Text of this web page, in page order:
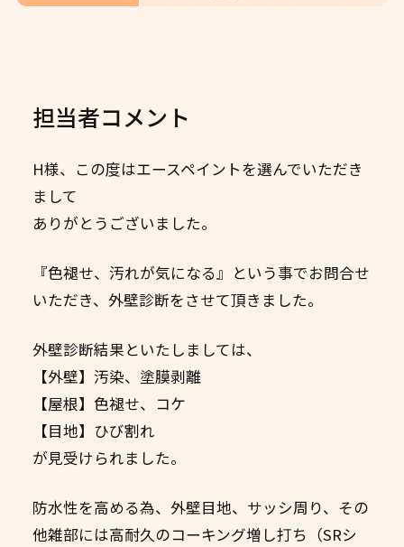
担当者コメント
H様、この度はエースペイントを選んでいただき
まして
ありがとうございました。
『色褪せ、汚れが気になる』という事でお問合せ
いただき、外壁診断をさせて頂きました。
外壁診断結果といたしましては、
【外壁】汚染、塗膜剥離
【屋根】色褪せ、コケ
【目地】ひび割れ
が見受けられました。
防水性を高める為、外壁目地、サッシ周り、その
他雑部には高耐久のコーキング増し打ち（SRシ